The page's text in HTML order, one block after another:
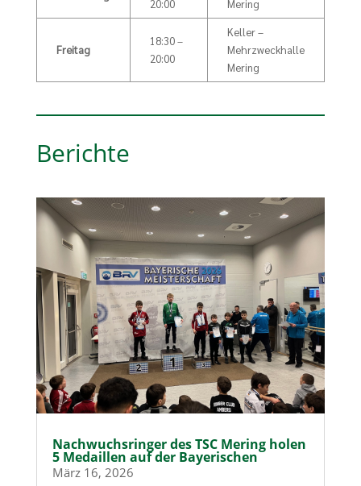
20:00 Mering
Freitag
18:30 –
20:00
Keller –
Mehrzweckhalle
Mering
Berichte
Nachwuchsringer des TSC Mering holen
5 Medaillen auf der Bayerischen
März 16, 2026